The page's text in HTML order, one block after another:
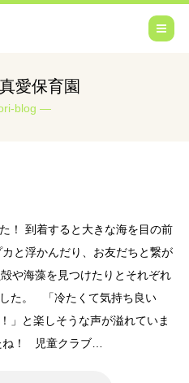
愛保育園
blog
！ 到着すると大きな海を目の前
と浮かんだり、お友だちと繋が
海藻を見つけたりとそれぞれ
た。 「冷たくて気持ち良い
」と楽しそうな声が溢れていま
ね！ 児童クラブ…